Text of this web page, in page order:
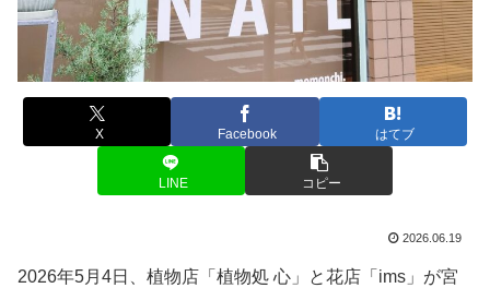
X Facebook はてブ
LINE コピー
2026.06.19
2026年5月4日、植物店「植物処 心」と花店「ims」が宮